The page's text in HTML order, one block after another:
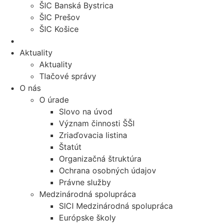
ŠIC Banská Bystrica
ŠIC Prešov
ŠIC Košice
Aktuality
Aktuality
Tlačové správy
O nás
O úrade
Slovo na úvod
Význam činnosti ŠŠI
Zriaďovacia listina
Štatút
Organizačná štruktúra
Ochrana osobných údajov
Právne služby
Medzinárodná spolupráca
SICI Medzinárodná spolupráca
Európske školy